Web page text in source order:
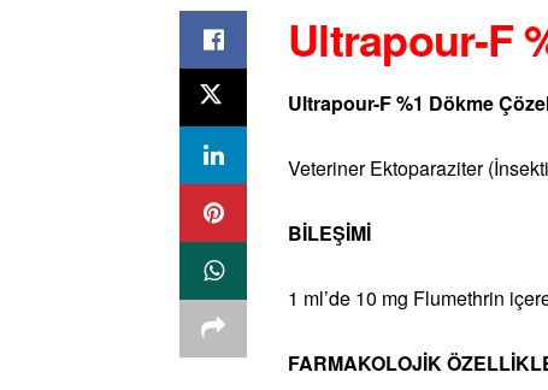
Ultrapour-F
Ultrapour-F %1 Dökme
Veteriner Ektoparaziter
BİLEŞİMİ
1 ml’de 10 mg Flumethrin
FARMAKOLOJİK